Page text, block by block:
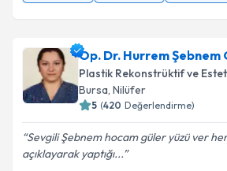
Op. Dr. Hurrem Şebnem
Plastik Rekonstrüktif ve
Bursa, Nilüfer
5 (420 Değerlendirme)
Sevgili Şebnem hocam güler yüzü ver her
açıklayarak yaptığı...